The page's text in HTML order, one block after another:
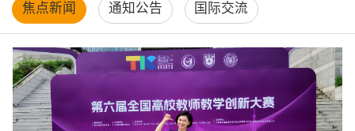
焦点新闻 通知公告 国际交流